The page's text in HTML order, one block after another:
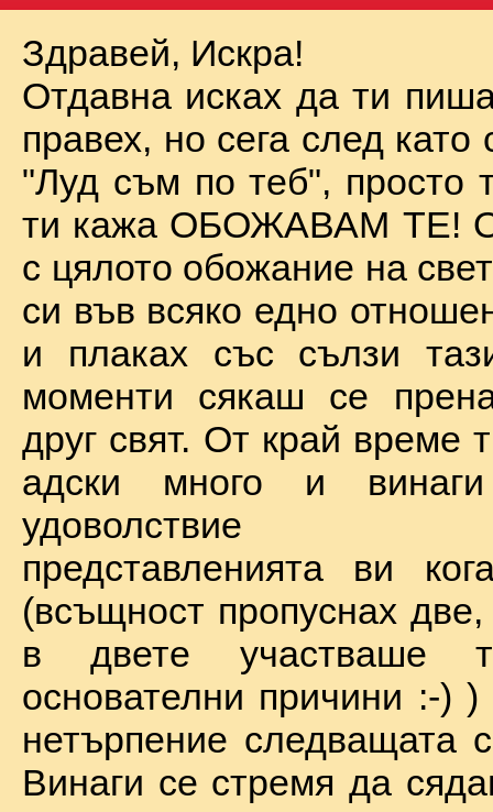
Здравей, Искра!
Отдавна исках да ти
правех, но сега след като
"Луд съм по теб", просто
ти кажа ОБОЖАВАМ ТЕ!
с цялото обожание на
си във всяко едно
и плаках със сълзи
моменти сякаш се
друг свят. От край време
адски много и
удоволствие
представленията ви
(всъщност пропуснах
в двете участваше
основателни причини :-)
нетърпение следващата
Винаги се стремя да